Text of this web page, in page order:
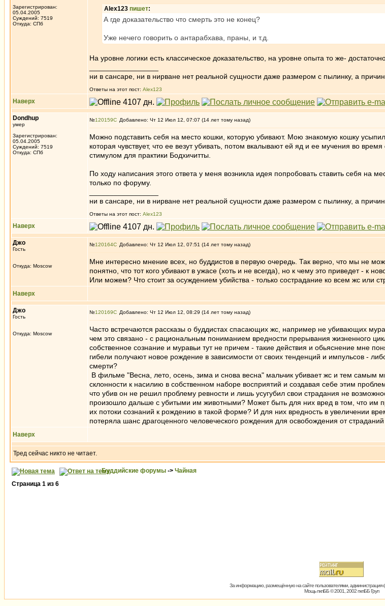
Зарегистрирован:
05.04.2005
Суждений: 7519
Откуда: СПб
Alex123 пишет:
А где доказательство что смерть это не конец?
Уже нечего говорить о антарабхава, праны, и т.д.
На уровне логики есть классическое доказательство, на уровне опыта то же-
ни в сансаре, ни в нирване нет реальной сущности даже размером с пылинку, а
Ответы на этот пост: Alex123
Наверх
Dondhup
умер
Зарегистрирован:
05.04.2005
Суждений: 7519
Откуда: СПб
№120159 Добавлено: Чт 12 Июл 12, 07:07 (14 лет тому назад)
Можно подставить себя на место кошки, которую убивают. Мою знакомую кошку
которая чувствует, что ее везут убивать, потом вкалывают ей яд и ее мучения во
стимулом для практики Бодхичитты.
По ходу написания этого ответа у меня возникла идея попробовать ставить себя на
только по форуму.
ни в сансаре, ни в нирване нет реальной сущности даже размером с пылинку, а
Ответы на этот пост: Alex123
Наверх
Джо
Гость
Откуда: Moscow
№120164 Добавлено: Чт 12 Июл 12, 07:51 (14 лет тому назад)
Мне интересно мнение всех, но буддистов в первую очередь. Так верно, что мы не
понятно, что тот кого убивают в ужасе (хоть и не всегда), но к чему это приведет -
Или можем? Что стоит за осуждением убийства - только сострадание ко всем жс или
Наверх
Джо
Гость
Откуда: Moscow
№120169 Добавлено: Чт 12 Июл 12, 08:29 (14 лет тому назад)
Часто встречаются рассказы о буддистах спасающих жс, например не убивающих
чем это связано - с рациональным пониманием вредности прерывания жизненного
собственное сознание и муравьи тут не причем - такие действия и обьяснение мне
гибели получают новое рождение в зависимости от своих тенденций и импульсов -
смерти?
В фильме "Весна, лето, осень, зима и снова весна" мальчик убивает жс и тем самым
склонности к насилию в собственном наборе восприятий и создавая себе этим
что убив он не решил проблему ревности и лишь усугубил свои страдания не
произошло дальше с убитыми им животными? Может быть для них вред в том, что им
их потоки сознаний к рождению в такой форме? И для них вредность в увеличении
потеряла шанс драгоценного человеческого рождения для освобождения от
Наверх
Тред сейчас никто не читает.
Буддийские форумы -> Чайная
Страница 1 из 6
За информацию, размещённую на сайте пользователями, администрация
Мощь пхпББ © 2001, 2002 пхпББ Груп